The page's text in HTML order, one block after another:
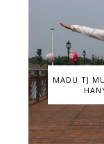
MADU TJ